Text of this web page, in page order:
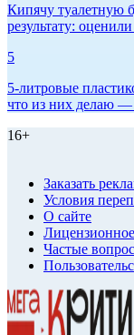
Кипячу туалетную
результату:
5
5-литровые
что из них делаю —
16+
Заказать
Условия
О сайте
Частые